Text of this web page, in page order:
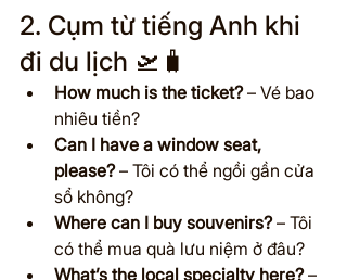
2. Cụm từ tiếng Anh khi
đi du lịch 🛫🧳
How much is the ticket? – Vé bao
nhiêu tiền?
Can I have a window seat,
please? – Tôi có thể ngồi gần cửa
sổ không?
Where can I buy souvenirs? – Tôi
có thể mua quà lưu niệm ở đâu?
What’s the local specialty here? –